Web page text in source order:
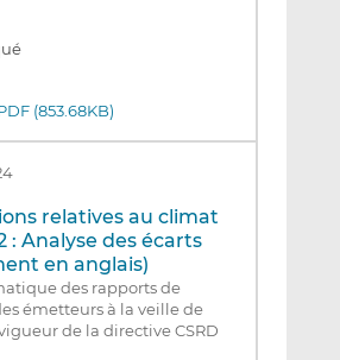
(853.68KB)
relatives au climat
: Analyse des écarts
en anglais)
des rapports de
émetteurs à la veille de
de la directive CSRD